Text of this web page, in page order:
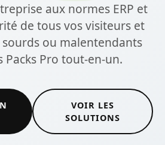
aux normes ERP et
de tous vos visiteurs et
ou malentendants
Packs Pro tout-en-un.
VOIR LES
SOLUTIONS